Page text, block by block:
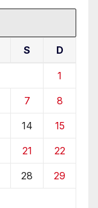
S D
1
7 8
14 15
21 22
28 29